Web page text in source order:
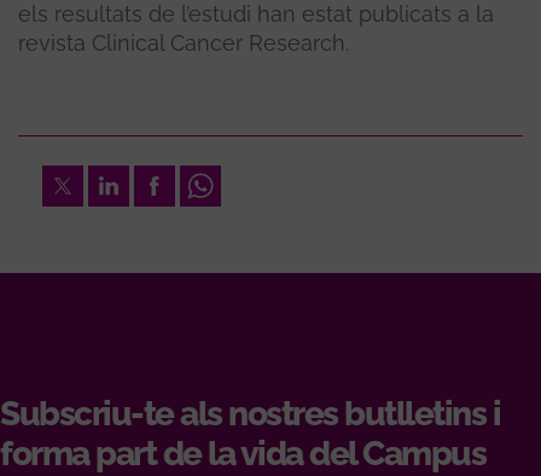
els resultats de l’estudi han estat publicats a la
revista Clinical Cancer Research.
TwitterLinkedInFacebookWhatsapp
Subscriu-te als nostres butlletins i
forma part de la vida del Campus